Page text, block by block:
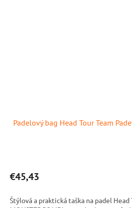
Padelový bag Head Tour Team
€45,43
Štýlová a praktická taška na padel Head